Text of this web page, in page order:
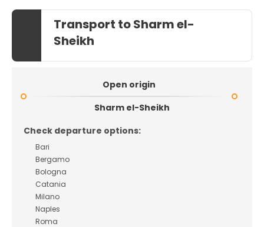
Transport to Sharm el-
Sheikh
Open origin
Sharm el-Sheikh
Check departure options:
Bari
Bergamo
Bologna
Catania
Milano
Naples
Roma